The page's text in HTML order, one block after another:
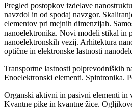
Pregled postopkov izdelave
navzdol in od spodaj navzgor.
elementov pri mejnih dimenzijah.
nanoelektronika. Novi modeli stikal in
nanoelektronskih vezij. Arhitektura
optične in elektronske lastnosti
Transportne lastnosti polprevodniških
Enoelektronski elementi. Spintronika.
Organski aktivni in pasivni elementi in
Kvantne pike in kvantne žice.